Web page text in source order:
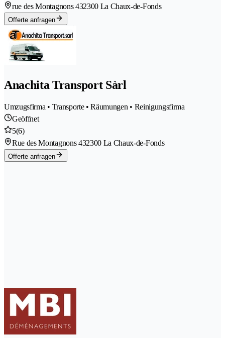
rue des Montagnons 432300 La Chaux-de-Fonds
Offerte anfragen
Anachita Transport Sàrl
Umzugsfirma • Transporte • Räumungen • Reinigungsfirma
Geöffnet
5(6)
Rue des Montagnons 432300 La Chaux-de-Fonds
Offerte anfragen